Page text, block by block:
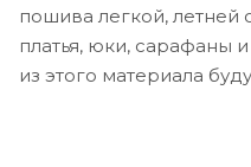
пошива легкой, летней
платья, юки, сарафаны
из этого материала